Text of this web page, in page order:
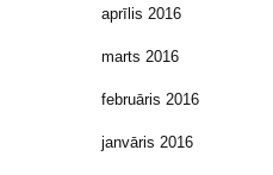
aprīlis 2016
marts 2016
februāris 2016
janvāris 2016